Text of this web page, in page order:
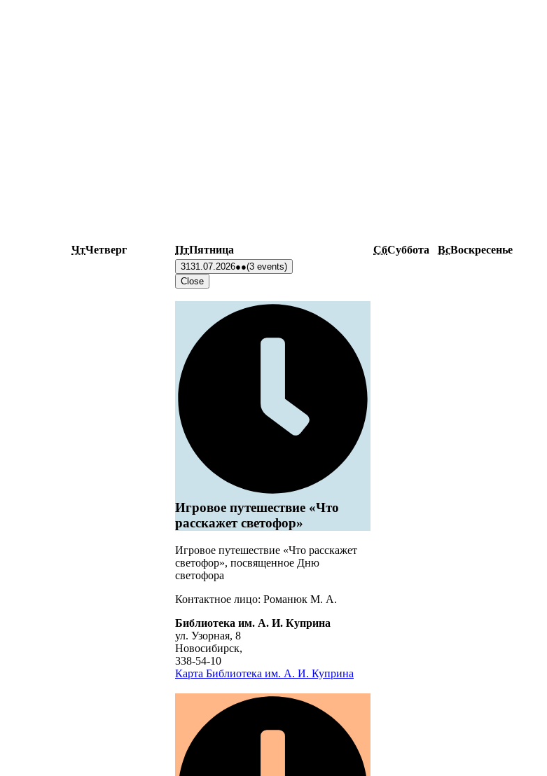
ЧтЧетверг ПтПятница СбСуббота ВсВоскресенье
3131.07.2026●●(3 events)
Close
Игровое путешествие «Что
расскажет светофор»
Игровое путешествие «Что расскажет
светофор», посвященное Дню
светофора
Контактное лицо: Романюк М. А.
Библиотека им. А. И. Куприна
ул. Узорная, 8
Новосибирск,
338-54-10
Карта Библиотека им. А. И. Куприна